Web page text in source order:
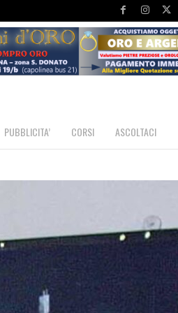
PUBBLICITA’ CORSI ASCOLTACI